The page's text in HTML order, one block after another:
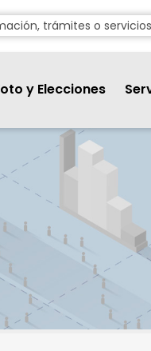
y Elecciones